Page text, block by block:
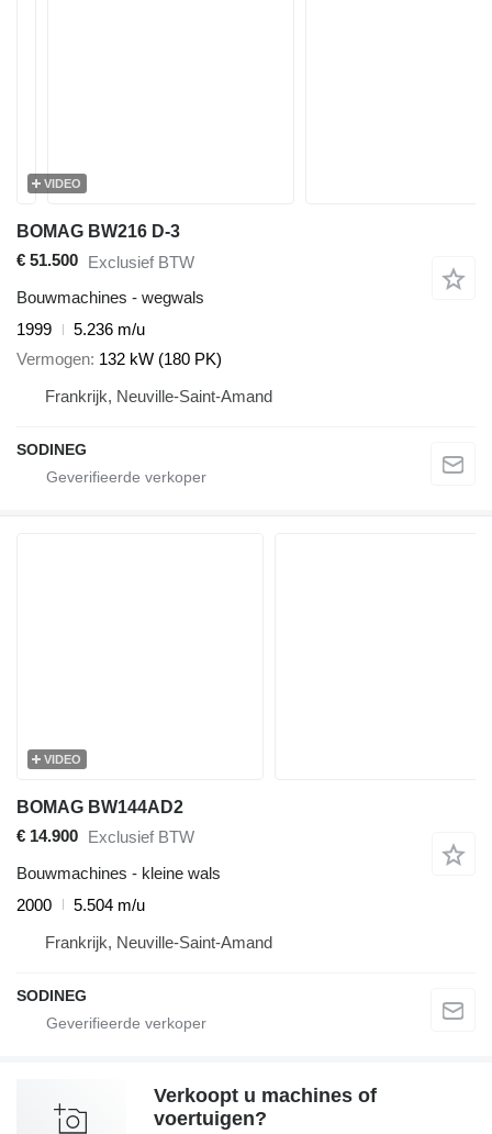
VIDEO
BOMAG BW216 D-3
€ 51.500 Exclusief BTW
Bouwmachines - wegwals
1999
5.236 m/u
Vermogen 132 kW (180 PK)
Frankrijk, Neuville-Saint-Amand
SODINEG
VIDEO
BOMAG BW144AD2
€ 14.900 Exclusief BTW
Bouwmachines - kleine wals
2000
5.504 m/u
Frankrijk, Neuville-Saint-Amand
SODINEG
Verkoopt u machines of
voertuigen?